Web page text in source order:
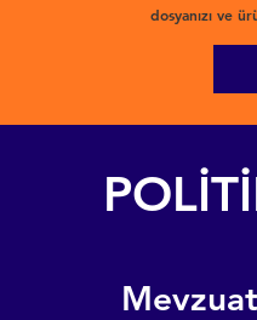
dosyanızı ve